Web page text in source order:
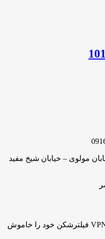
مولوی – خیابان شیخ مفید
برای بارگزاری صحیح تصویر اینماد VPN فیلترشکن خود را خاموش